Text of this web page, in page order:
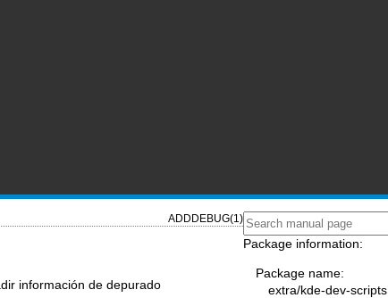
ADDDEBUG(1)
información de depurado
Package information:
Package name:
extra/kde-dev-scripts